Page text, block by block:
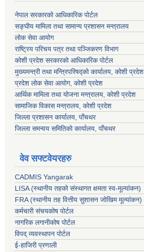
नेपाल सरकारको आधिकारिक पोर्टल
सङ्‍घीय मामिला तथा सामान्य प्रशासन मन्त्रालय
लोक सेवा आयोग
राष्ट्रिय परिचय पत्र तथा पञ्जिकरण विभाग
कोशी प्रदेश सरकारको आधिकारिक पोर्टल
मुख्यमन्त्री तथा मन्त्रिपरिषद्को कार्यालय, कोशी प्रदेश
प्रदेश लोक सेवा आयोग, कोशी प्रदेश
आर्थिक मामिला तथा योजना मन्त्रालय, कोशी प्रदेश
सामाजिक विकास मन्त्रालय, कोशी प्रदेश
जिल्ला प्रशासन कार्यालय, पाँचथर
जिल्ला समन्वय समितिको कार्यालय, पाँचथर
वेव सफ्टवेयरहरु
CADMIS Yangarak
LISA (स्थानीय तहको संस्थागत क्षमता स्व-मूल्यांकन)
FRA (स्थानीय तह वित्तीय सुशासन जोखिम मूल्यांकन)
कर्मचारी संचयकोष पोर्टल
नागरिक लगानीकोष पोर्टल
विपद् व्यवस्थापन पोर्टल
ई-हाजिरी प्रणाली